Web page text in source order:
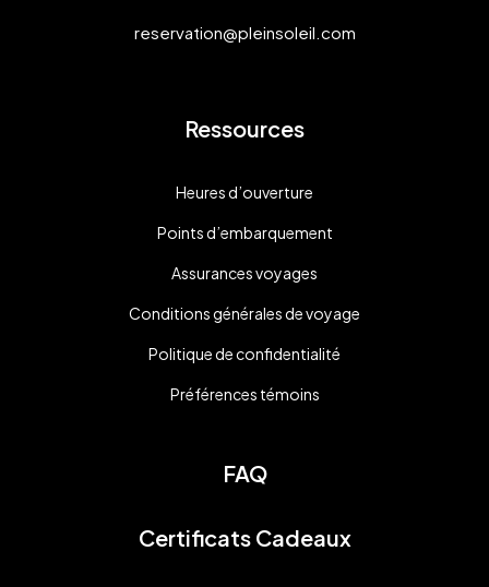
reservation@pleinsoleil.com
Ressources
Heures d’ouverture
Points d’embarquement
Assurances voyages
Conditions générales de voyage
Politique de confidentialité
Préférences témoins
FAQ
Certificats Cadeaux